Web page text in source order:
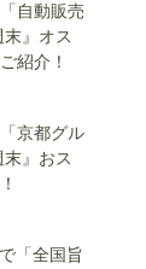
自動販売
』オス
紹介！
京都グル
』おス
「全国旨